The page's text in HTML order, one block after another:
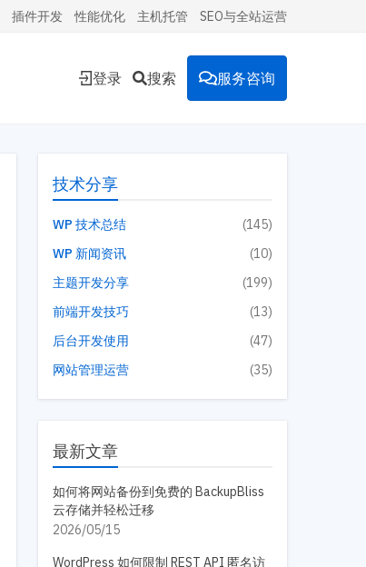
插件开发 性能优化 主机托管 SEO与全站运营
登录 搜索 服务咨询
技术分享
WP 技术总结
(145)
WP 新闻资讯
(10)
主题开发分享
(199)
前端开发技巧
(13)
后台开发使用
(47)
网站管理运营
(35)
最新文章
如何将网站备份到免费的 BackupBliss
云存储并轻松迁移
2026/05/15
WordPress 如何限制 REST API 匿名访